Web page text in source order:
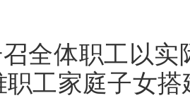
全体职工以
职工家庭子女